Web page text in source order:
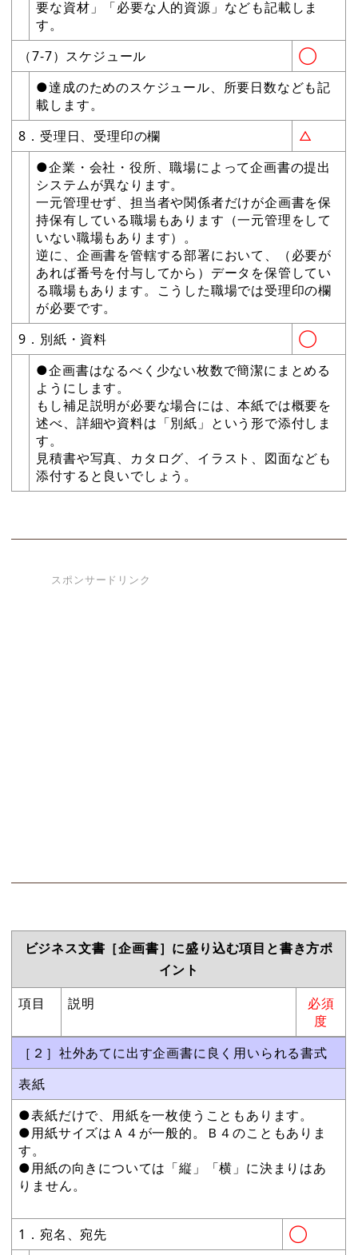
要な資材」「必要な人的資源」なども記載しま
す。
（7-7）スケジュール
◯
●達成のためのスケジュール、所要日数なども記
載します。
8．受理日、受理印の欄
△
●企業・会社・役所、職場によって企画書の提出
システムが異なります。
一元管理せず、担当者や関係者だけが企画書を保
持保有している職場もあります（一元管理をして
いない職場もあります）。
逆に、企画書を管轄する部署において、（必要が
あれば番号を付与してから）データを保管してい
る職場もあります。こうした職場では受理印の欄
が必要です。
9．別紙・資料
◯
●企画書はなるべく少ない枚数で簡潔にまとめる
ようにします。
もし補足説明が必要な場合には、本紙では概要を
述べ、詳細や資料は「別紙」という形で添付しま
す。
見積書や写真、カタログ、イラスト、図面なども
添付すると良いでしょう。
スポンサードリンク
ビジネス文書［企画書］に盛り込む項目と書き方ポ
イント
項目
説明
必須
度
［２］社外あてに出す企画書に良く用いられる書式
表紙
●表紙だけで、用紙を一枚使うこともあります。
●用紙サイズはＡ４が一般的。Ｂ４のこともありま
す。
●用紙の向きについては「縦」「横」に決まりはあ
りません。
1．宛名、宛先
◯